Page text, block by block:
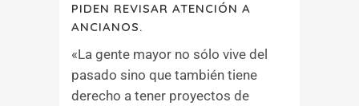
PIDEN REVISAR ATENCIÓN A
ANCIANOS.
«La gente mayor no sólo vive del
pasado sino que también tiene
derecho a tener proyectos de